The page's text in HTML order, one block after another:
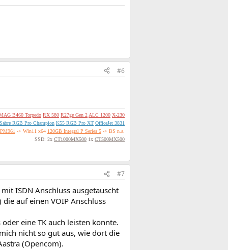
#6
B460 Torpedo RX 580 R27ge Gen 2 ALC 1200 X-230
Sabre RGB Pro Champion K55 RGB Pro XT OfficeJet 3831
-> Win11 x64 120GB Integral P Series 5 -> BS n.a.
SSD: 2x CT1000MX500 1x CT500MX500
#7
ISDN Anschluss ausgetauscht
auf einen VOIP Anschluss
eine TK auch leisten konnte.
nicht so gut aus, wie dort die
(Opencom).